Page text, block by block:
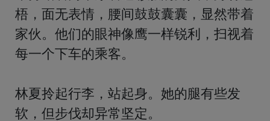
梧，面无表情，腰间鼓鼓囊囊，显然带着
家伙。他们的眼神像鹰一样锐利，扫视着
每一个下车的乘客。
林夏拎起行李，站起身。她的腿有些发
软，但步伐却异常坚定。